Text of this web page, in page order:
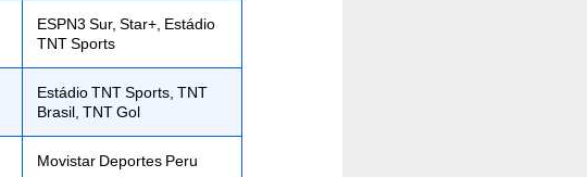
ESPN3 Sur, Star+, Estádio
TNT Sports
Estádio TNT Sports, TNT
Brasil, TNT Gol
Movistar Deportes Peru